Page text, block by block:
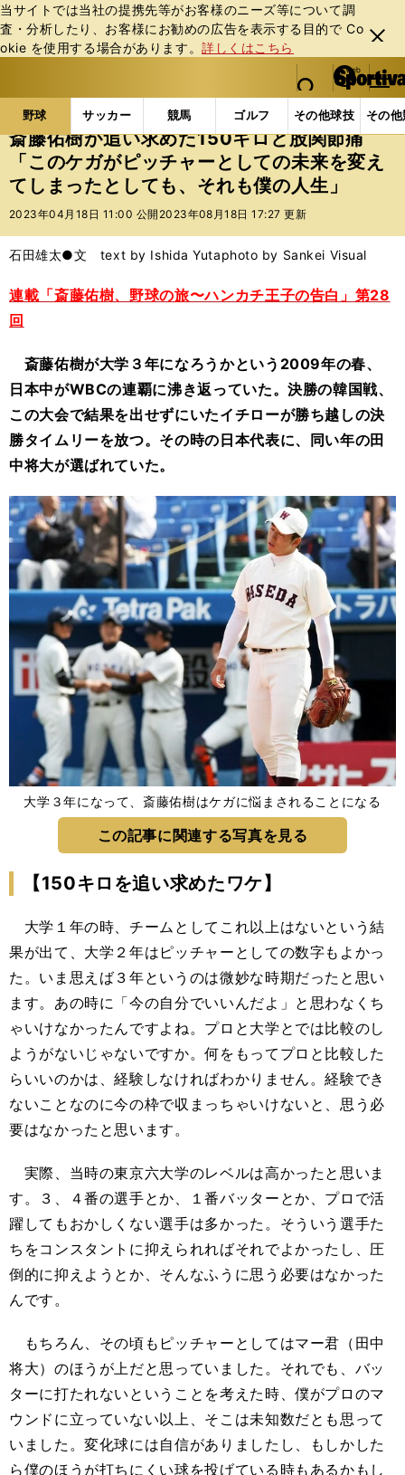
当サイトでは当社の提携先等がお客様のニーズ等について調
査・分析したり、お客様にお勧めの広告を表⽰する⽬的で Co
okie を使⽤する場合があります。詳しくはこちら
閉じ
る
web Sportiva (webスポルティーバ)
検索
マイペ
ー
ジ
メニュ
野球 サッカー 競馬 ゴルフ その他球技 その
b
ス
ポ
ル
テ
ー
バ
野球の記事一覧 プロ野球 斎藤佑樹が追い求めた
斎藤佑樹が追い求めた150キロと股関節痛
「このケガがピッチャーとしての未来を変え
てしまったとしても、それも僕の人生」
2023年04月18日 11:00 公開 2023年08月18日 17:27 更新
石田雄太●文 text by Ishida Yutaphoto by Sankei Visual
連載「斎藤佑樹、野球の旅〜ハンカチ王子の告白」第28
回
斎藤佑樹が大学３年になろうかという2009年の春、
日本中がWBCの連覇に沸き返っていた。決勝の韓国戦、
この大会で結果を出せずにいたイチローが勝ち越しの決
勝タイムリーを放つ。その時の日本代表に、同い年の田
中将大が選ばれていた。
大学３年になって、斎藤佑樹はケガに悩まされることになる
この記事に関連する写真を見る
【150キロを追い求めたワケ】
大学１年の時、チームとしてこれ以上はないという結
果が出て、大学２年はピッチャーとしての数字もよかっ
た。いま思えば３年というのは微妙な時期だったと思い
ます。あの時に「今の自分でいいんだよ」と思わなくち
ゃいけなかったんですよね。プロと大学とでは比較のし
ようがないじゃないですか。何をもってプロと比較した
らいいのかは、経験しなければわかりません。経験でき
ないことなのに今の枠で収まっちゃいけないと、思う必
要はなかったと思います。
実際、当時の東京六大学のレベルは高かったと思いま
す。３、４番の選手とか、１番バッターとか、プロで活
躍してもおかしくない選手は多かった。そういう選手た
ちをコンスタントに抑えられればそれでよかったし、圧
倒的に抑えようとか、そんなふうに思う必要はなかった
んです。
もちろん、その頃もピッチャーとしてはマー君（田中
将大）のほうが上だと思っていました。それでも、バッ
ターに打たれないということを考えた時、僕がプロのマ
ウンドに立っていない以上、そこは未知数だとも思って
いました。変化球には自信がありましたし、もしかした
ら僕のほうが打ちにくい球を投げている時もあるかもし